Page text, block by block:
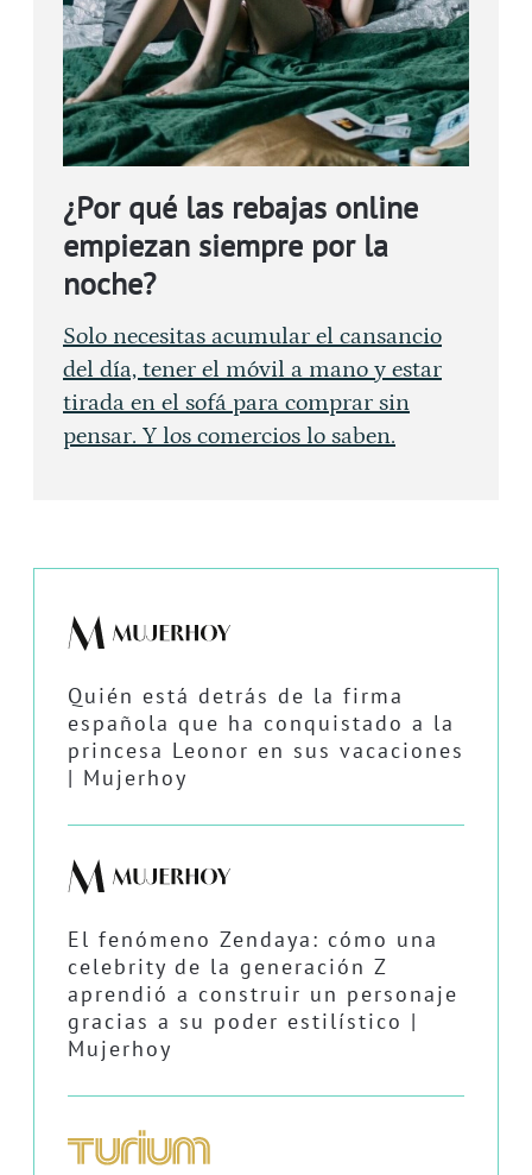
¿Por qué las rebajas online
empiezan siempre por la
noche?
Solo necesitas acumular el cansancio
del día, tener el móvil a mano y estar
tirada en el sofá para comprar sin
pensar. Y los comercios lo saben.
Quién está detrás de la firma
española que ha conquistado a la
princesa Leonor en sus vacaciones
| Mujerhoy
El fenómeno Zendaya: cómo una
celebrity de la generación Z
aprendió a construir un personaje
gracias a su poder estilístico |
Mujerhoy